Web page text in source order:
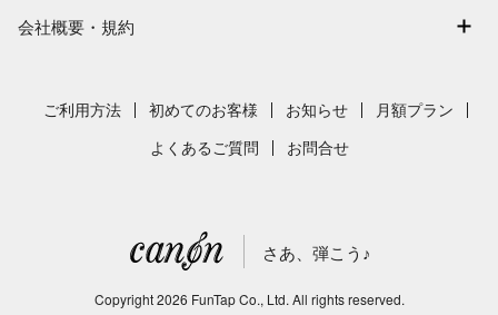
まもなく配信
保育
発表会
新沢としひこ
会社概要・規約
採用情報
サイトマップ
ご利用方法 初めてのお客様 お知らせ 月額プラン
よくあるご質問 お問合せ
さあ、弾こう♪
Copyright2026 FunTap Co., Ltd. All rights reserved.